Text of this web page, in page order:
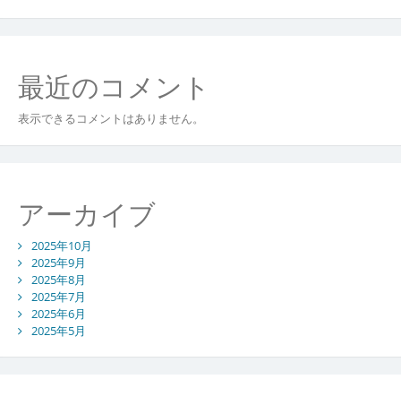
最近のコメント
表示できるコメントはありません。
アーカイブ
2025年10月
2025年9月
2025年8月
2025年7月
2025年6月
2025年5月